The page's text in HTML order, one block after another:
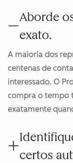
Aborde
exato.
A maioria dos
centenas de
interessado. O
compra o tempo
exatamente
certos